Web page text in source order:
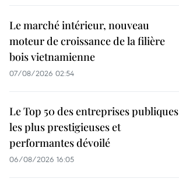
Le marché intérieur, nouveau
moteur de croissance de la filière
bois vietnamienne
07/08/2026 02:54
Le Top 50 des entreprises publiques
les plus prestigieuses et
performantes dévoilé
06/08/2026 16:05